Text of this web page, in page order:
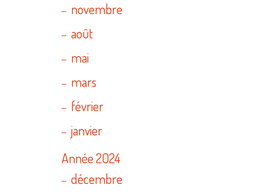
novembre
août
mai
mars
février
janvier
Année 2024
décembre